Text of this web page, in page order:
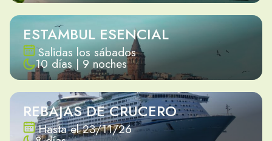
ESTAMBUL ESENCIAL
Salidas los sábados
10 días | 9 noches
REBAJAS DE CRUCERO
Hasta el 23/11/26